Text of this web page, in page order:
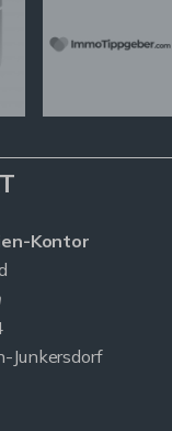
Kontor
Junkersdorf